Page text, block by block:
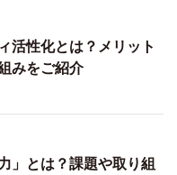
活性化とは？メリット
みをご紹介
」とは？課題や取り組